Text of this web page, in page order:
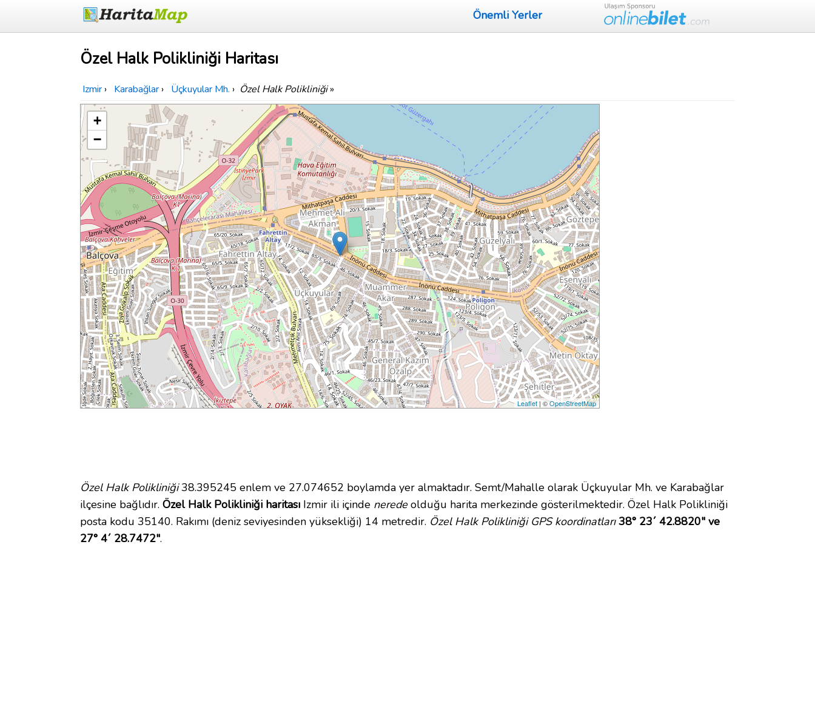
Önemli Yerler
Özel Halk Polikliniği Haritası
Izmir › Karabağlar › Üçkuyular Mh. › Özel Halk Polikliniği»
+
−
Leaflet| ©OpenStreetMap
Özel Halk Polikliniği38.395245 enlem ve 27.074652 boylamda yer almaktadır. Semt/Mahalle olarak Üçkuyular Mh. ve Karabağlar
ilçesine bağlıdır. Özel Halk Polikliniği haritası Izmir ili içinde neredeolduğu harita merkezinde gösterilmektedir. Özel Halk Polikliniği
posta kodu 35140. Rakımı (deniz seviyesinden yüksekliği) 14 metredir. Özel Halk Polikliniği GPS koordinatları 38° 23´ 42.8820" ve
27° 4´ 28.7472".